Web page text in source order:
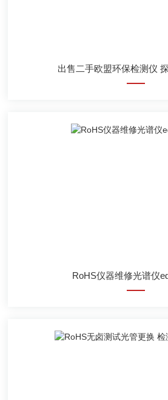
出售二手欧盟环保检测仪
RoHS仪器维修光谱仪